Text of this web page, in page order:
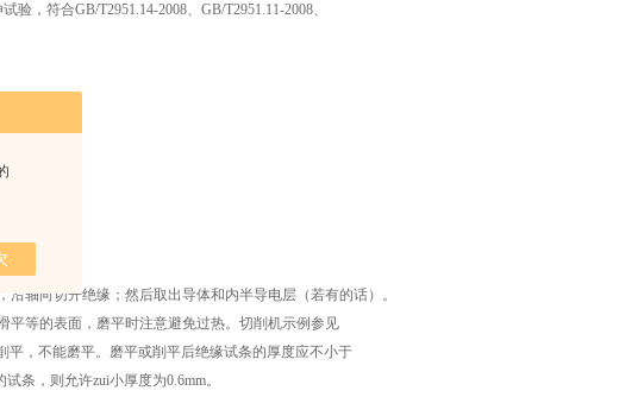
，符合GB/T2951.14-2008、GB/T2951.11-2008、
轴向切开绝缘；然后取出导体和内半导电层（若有的话）。
平等的表面，磨平时注意避免过热。切削机示例参见
平，不能磨平。磨平或削平后绝缘试条的厚度应不小于
条，则允许zui小厚度为0.6mm。